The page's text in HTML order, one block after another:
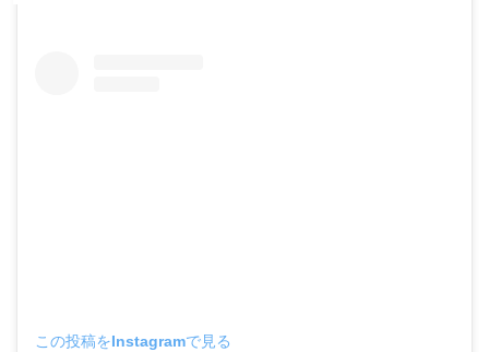
この投稿をInstagramで見る